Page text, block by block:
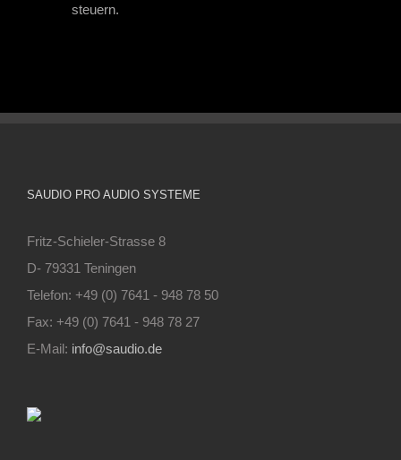
steuern.
SAUDIO PRO AUDIO SYSTEME
Fritz-Schieler-Strasse 8
D- 79331 Teningen
Telefon: +49 (0) 7641 - 948 78 50
Fax: +49 (0) 7641 - 948 78 27
E-Mail: info@saudio.de